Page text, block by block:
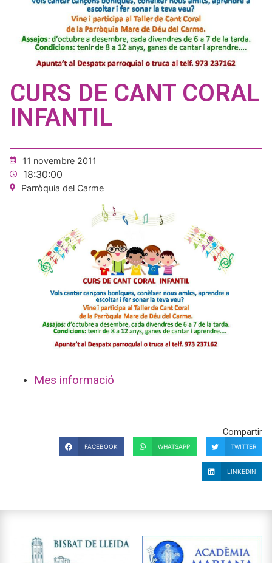
CURS DE CANT CORAL
INFANTIL
11 novembre 2011
18:30:00
Parròquia del Carme
Mes informació
Compartir
FACEBOOK WHATSAPP TWITTER
LINKEDIN